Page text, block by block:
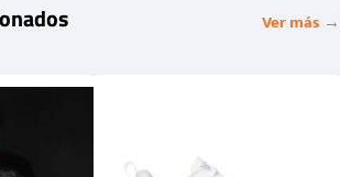
Ver más →